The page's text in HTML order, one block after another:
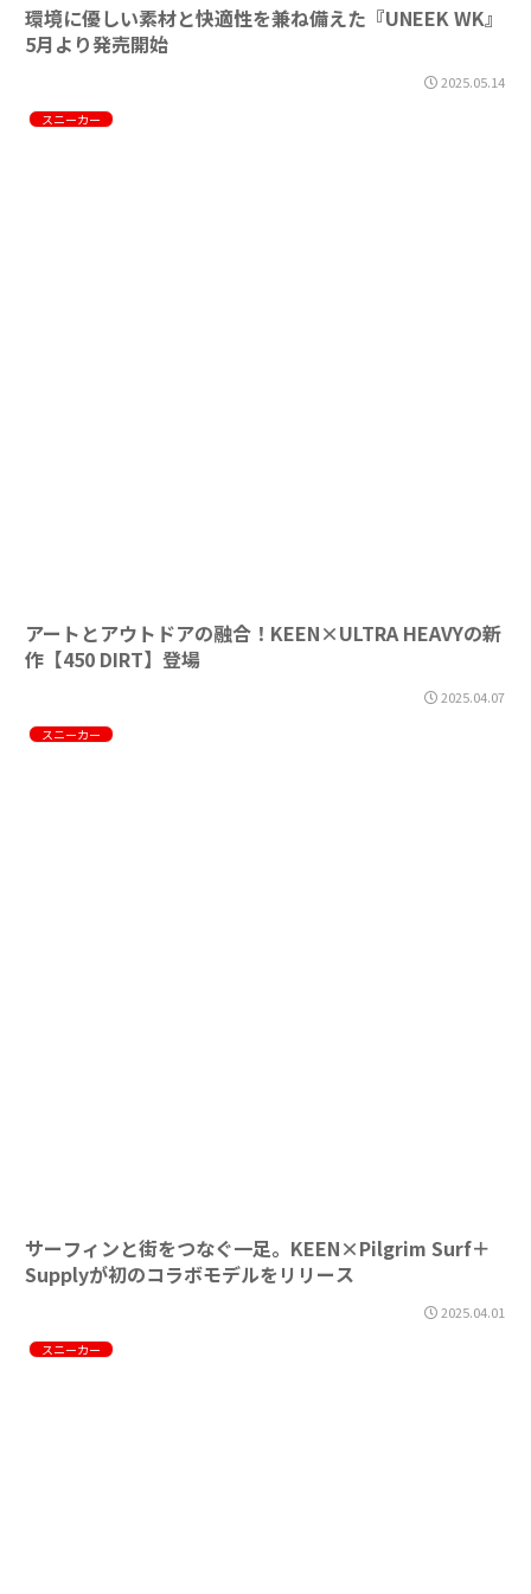
環境に優しい素材と快適性を兼ね備えた『UNEEK WK』
5月より発売開始
2025.05.14
スニーカー
アートとアウトドアの融合！KEEN×ULTRA HEAVYの新
作【450 DIRT】登場
2025.04.07
スニーカー
サーフィンと街をつなぐ一足。KEEN×Pilgrim Surf＋
Supplyが初のコラボモデルをリリース
2025.04.01
スニーカー